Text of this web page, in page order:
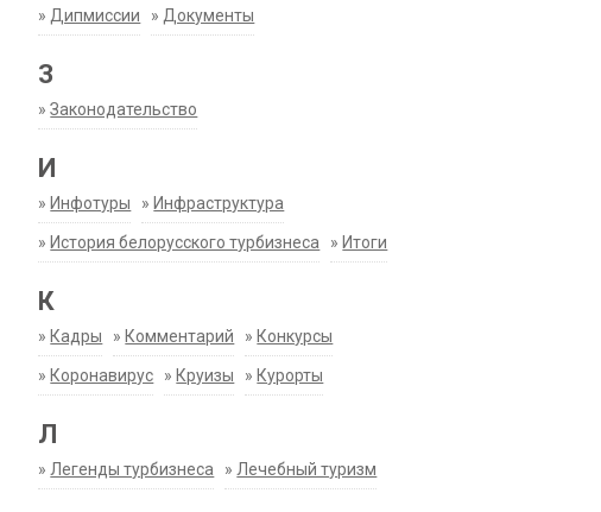
» Дипмиссии » Документы
З
»Законодательство
И
» Инфотуры » Инфраструктура
» История белорусского турбизнеса » Итоги
К
» Кадры » Комментарий » Конкурсы
» Коронавирус » Круизы » Курорты
Л
» Легенды турбизнеса » Лечебный туризм